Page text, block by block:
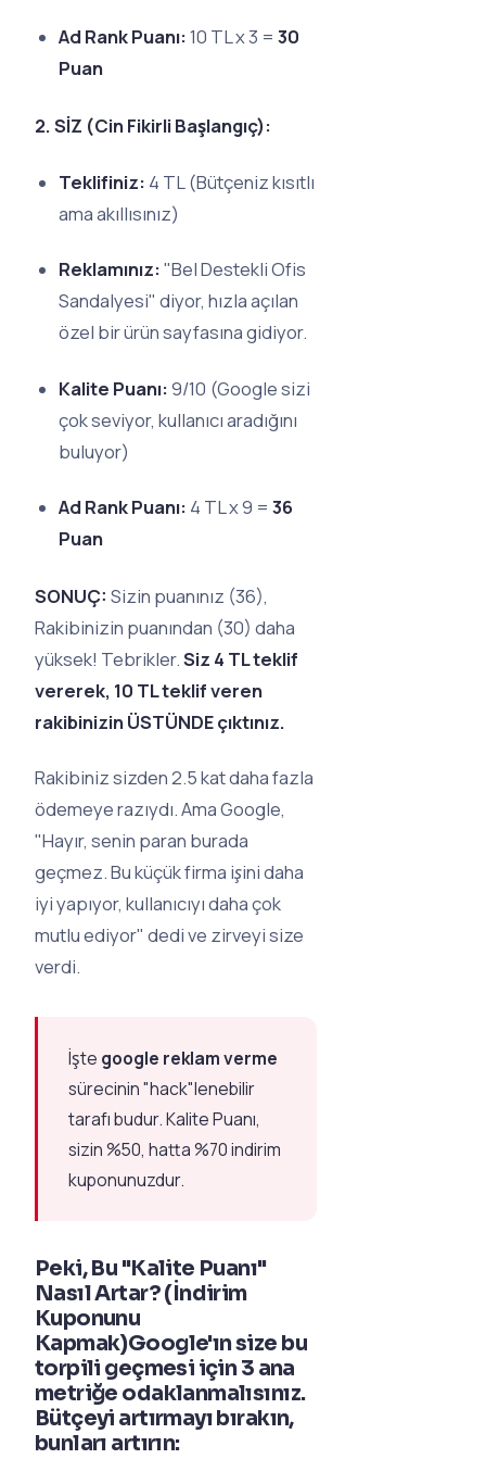
Ad Rank Puanı:10 TL x 3 =30
Puan
2. SİZ (Cin Fikirli Başlangıç):
Teklifiniz: 4 TL (Bütçeniz kısıtlı
ama akıllısınız)
Reklamınız:"Bel Destekli Ofis
Sandalyesi" diyor, hızla açılan
özel bir ürün sayfasına gidiyor.
Kalite Puanı:9/10 (Google sizi
çok seviyor, kullanıcı aradığını
buluyor)
Ad Rank Puanı: 4 TL x 9 =36
Puan
SONUÇ: Sizin puanınız (36),
Rakibinizin puanından (30) daha
yüksek! Tebrikler.Siz 4 TL teklif
vererek, 10 TL teklif veren
rakibinizin ÜSTÜNDE çıktınız.
Rakibiniz sizden 2.5 kat daha fazla
ödemeye razıydı. Ama Google,
"Hayır, senin paran burada
geçmez. Bu küçük firma işini daha
iyi yapıyor, kullanıcıyı daha çok
mutlu ediyor" dedi ve zirveyi size
verdi.
İşte google reklam verme
sürecinin "hack"lenebilir
tarafı budur. Kalite Puanı,
sizin %50, hatta %70 indirim
kuponunuzdur.
Peki, Bu "Kalite Puanı"
Nasıl Artar? (İndirim
Kuponunu
Kapmak)Google'ın size bu
torpili geçmesi için 3 ana
metriğe odaklanmalısınız.
Bütçeyi artırmayı bırakın,
bunları artırın: